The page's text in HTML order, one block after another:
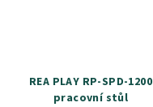
REA PLAY RP-SPD-1200
pracovní stůl